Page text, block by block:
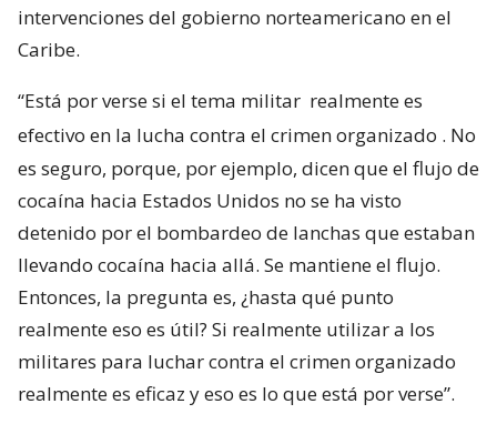
intervenciones del gobierno norteamericano en el
Caribe.
“Está por verse si el tema militar realmente es
efectivo en la lucha contra el crimen organizado . No
es seguro, porque, por ejemplo, dicen que el flujo de
cocaína hacia Estados Unidos no se ha visto
detenido por el bombardeo de lanchas que estaban
llevando cocaína hacia allá. Se mantiene el flujo.
Entonces, la pregunta es, ¿hasta qué punto
realmente eso es útil? Si realmente utilizar a los
militares para luchar contra el crimen organizado
realmente es eficaz y eso es lo que está por verse”.